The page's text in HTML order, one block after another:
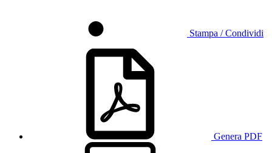
Stampa / Condividi
Genera PDF